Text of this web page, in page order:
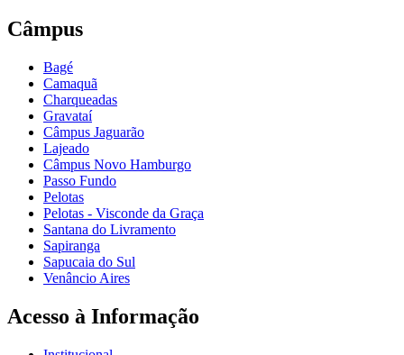
Câmpus
Bagé
Camaquã
Charqueadas
Gravataí
Câmpus Jaguarão
Lajeado
Câmpus Novo Hamburgo
Passo Fundo
Pelotas
Pelotas - Visconde da Graça
Santana do Livramento
Sapiranga
Sapucaia do Sul
Venâncio Aires
Acesso à Informação